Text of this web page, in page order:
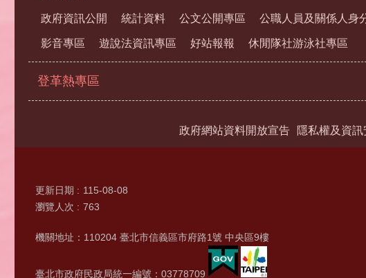
政府資訊公開 統計資料 公文公開專區 公職人員及關係人身
影音專區 遊說法資訊專區 好站報報 休閒隊社游泳社專區
登革熱專區
政府網站資料開放宣告 隱私權及資
更新日期
115-08-08
瀏覽人次
763
機關地址：110204 臺北市信義區市府路1號 中央區9樓
臺北市政府民政局統一編號：03778709